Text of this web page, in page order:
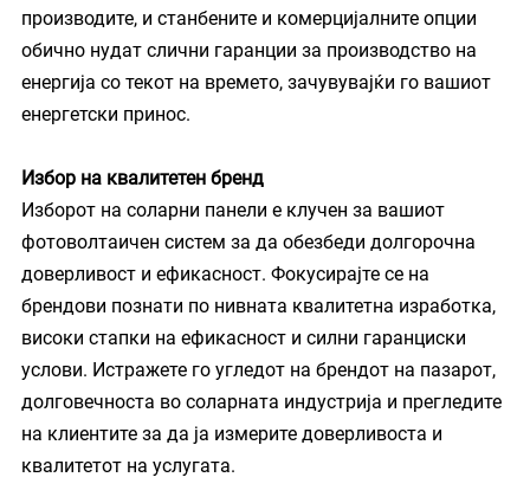
производите, и станбените и комерцијалните опции
обично нудат слични гаранции за производство на
енергија со текот на времето, зачувувајќи го вашиот
енергетски принос.
Избор на квалитетен бренд
Изборот на соларни панели е клучен за вашиот
фотоволтаичен систем за да обезбеди долгорочна
доверливост и ефикасност. Фокусирајте се на
брендови познати по нивната квалитетна изработка,
високи стапки на ефикасност и силни гаранциски
услови. Истражете го угледот на брендот на пазарот,
долговечноста во соларната индустрија и прегледите
на клиентите за да ја измерите доверливоста и
квалитетот на услугата.